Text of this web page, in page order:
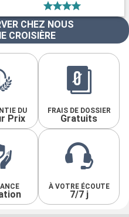
CHEZ NOUS
CROISIÈRE
DU
Prix
FRAIS DE DOSSIER
Gratuits
À VOTRE ÉCOUTE
7/7 j